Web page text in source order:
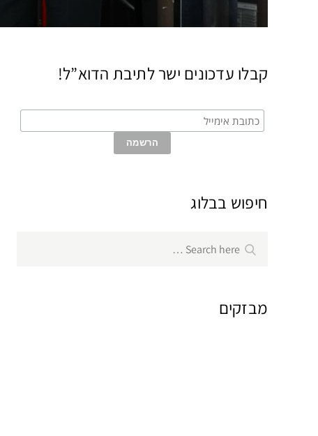
קבלו עדכונים ישר לתיבת הדוא”ל!
חיפוש בבלוג
for:
Search
מבזקים